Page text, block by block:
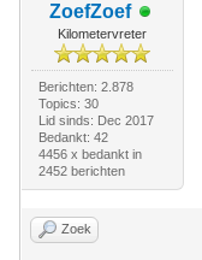
ZoefZoef
Kilometervreter
Berichten: 2.878
Topics: 30
Lid sinds: Dec 2017
Bedankt: 42
4456 x bedankt in
2452 berichten
Zoek